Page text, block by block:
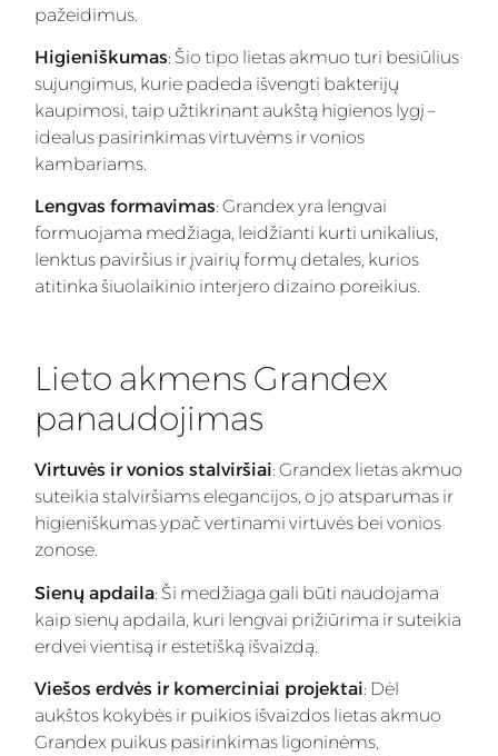
pažeidimus.
Higieniškumas: Šio tipo lietas akmuo turi besiūlius
sujungimus, kurie padeda išvengti bakterijų
kaupimosi, taip užtikrinant aukštą higienos lygį –
idealus pasirinkimas virtuvėms ir vonios
kambariams.
Lengvas formavimas: Grandex yra lengvai
formuojama medžiaga, leidžianti kurti unikalius,
lenktus paviršius ir įvairių formų detales, kurios
atitinka šiuolaikinio interjero dizaino poreikius.
Lieto akmens Grandex
panaudojimas
Virtuvės ir vonios stalviršiai: Grandex lietas akmuo
suteikia stalviršiams elegancijos, o jo atsparumas ir
higieniškumas ypač vertinami virtuvės bei vonios
zonose.
Sienų apdaila: Ši medžiaga gali būti naudojama
kaip sienų apdaila, kuri lengvai prižiūrima ir suteikia
erdvei vientisą ir estetišką išvaizdą.
Viešos erdvės ir komerciniai projektai: Dėl
aukštos kokybės ir puikios išvaizdos lietas akmuo
Grandex puikus pasirinkimas ligoninėms,